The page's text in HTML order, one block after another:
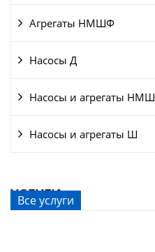
Агрегаты НМШФ
Насосы Д
Насосы и агрегаты НМШ
Насосы и агрегаты Ш
УСЛУГИ
Все услуги